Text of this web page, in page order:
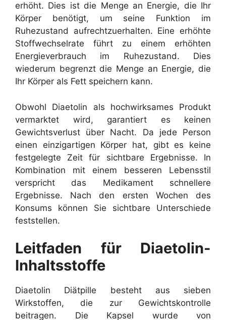
erhöht. Dies ist die Menge an Energie, die Ihr
Körper benötigt, um seine Funktion im
Ruhezustand aufrechtzuerhalten. Eine erhöhte
Stoffwechselrate führt zu einem erhöhten
Energieverbrauch im Ruhezustand. Dies
wiederum begrenzt die Menge an Energie, die
Ihr Körper als Fett speichern kann.
Obwohl Diaetolin als hochwirksames Produkt
vermarktet wird, garantiert es keinen
Gewichtsverlust über Nacht. Da jede Person
einen einzigartigen Körper hat, gibt es keine
festgelegte Zeit für sichtbare Ergebnisse. In
Kombination mit einem besseren Lebensstil
verspricht das Medikament schnellere
Ergebnisse. Nach den ersten Wochen des
Konsums können Sie sichtbare Unterschiede
feststellen.
Leitfaden für Diaetolin-
Inhaltsstoffe
Diaetolin Diätpille besteht aus sieben
Wirkstoffen, die zur Gewichtskontrolle
beitragen. Die Kapsel wurde von